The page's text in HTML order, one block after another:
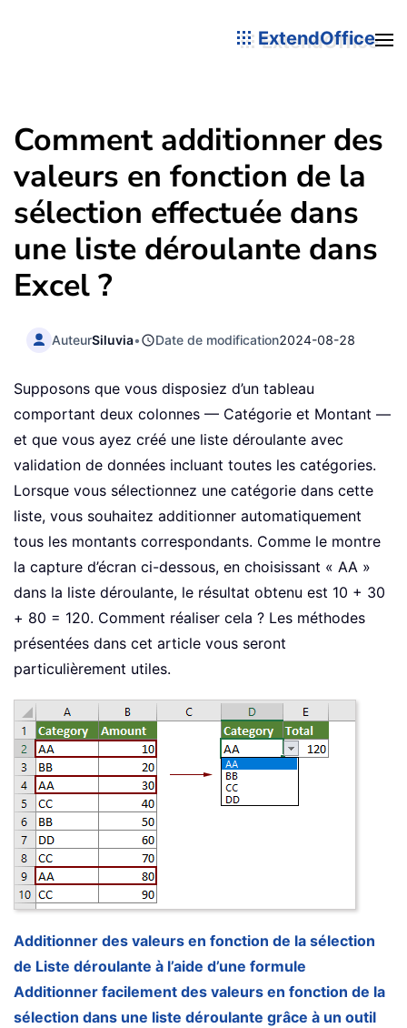
ExtendOffice
Comment additionner des
valeurs en fonction de la
sélection effectuée dans
une liste déroulante dans
Excel ?
AuteurSiluvia• Date de modification2024-08-28
Supposons que vous disposiez d’un tableau
comportant deux colonnes — Catégorie et Montant —
et que vous ayez créé une liste déroulante avec
validation de données incluant toutes les catégories.
Lorsque vous sélectionnez une catégorie dans cette
liste, vous souhaitez additionner automatiquement
tous les montants correspondants. Comme le montre
la capture d’écran ci-dessous, en choisissant « AA »
dans la liste déroulante, le résultat obtenu est 10 + 30
+ 80 = 120. Comment réaliser cela ? Les méthodes
présentées dans cet article vous seront
particulièrement utiles.
Additionner des valeurs en fonction de la sélection
de Liste déroulante à l’aide d’une formule
Additionner facilement des valeurs en fonction de la
sélection dans une liste déroulante grâce à un outil